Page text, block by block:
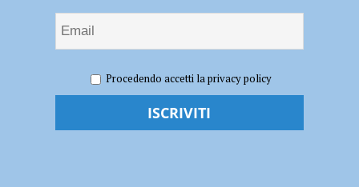
d’Oro al Merito Sportivo
Vittorino da Feltre premiata con il Collare
Procedendo accetti la privacy policy